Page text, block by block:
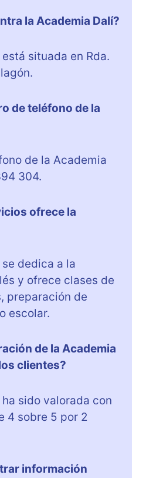
la Academia Dalí?
situada en Rda.
de teléfono de la
de la Academia
304.
ofrece la
dedica a la
y ofrece clases de
preparación de
escolar.
de la Academia
clientes?
sido valorada con
4 sobre 5 por 2
información